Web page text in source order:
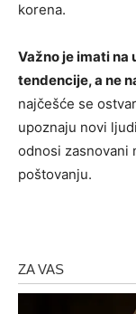
korena.
Važno je imati na
tendencije, a ne
najčešće se
upoznaju novi
odnosi zasnovani
poštovanju.